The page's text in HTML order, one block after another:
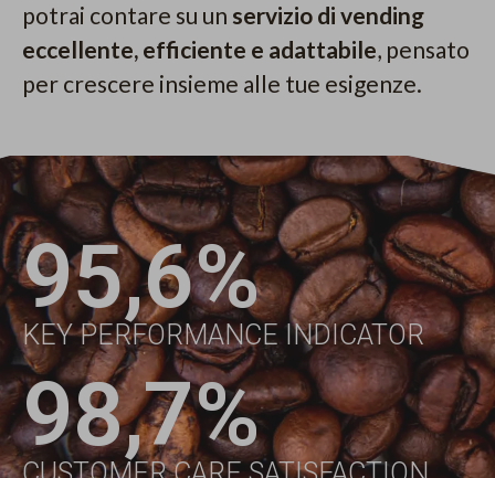
potrai contare su un servizio di vending
eccellente, efficiente e adattabile, pensato
per crescere insieme alle tue esigenze.
95,6%
KEY PERFORMANCE INDICATOR
98,7%